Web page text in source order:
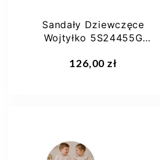
Sandały Dziewczęce
Wojtyłko 5S24455G
126,00 zł